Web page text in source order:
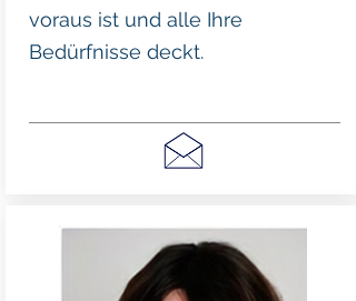
voraus ist und alle Ihre
Bedürfnisse deckt.